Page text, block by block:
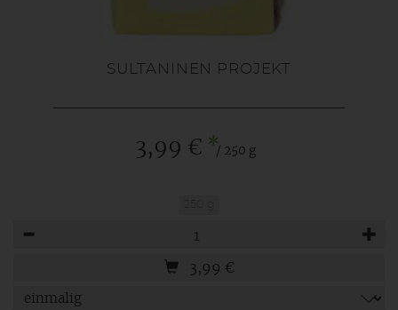
SULTANINEN PROJEKT
3,99 € */ 250 g
3,99 €